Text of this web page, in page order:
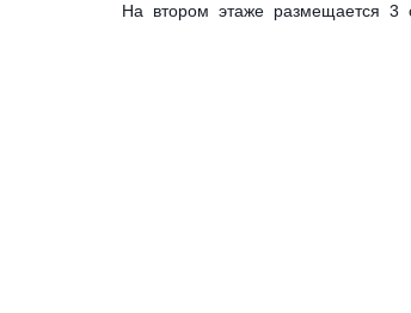
На втором этаже размещается 3